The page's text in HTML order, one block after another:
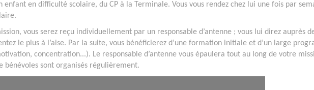
enfant en difficulté scolaire, du CP à la Terminale. Vous vous rendez chez lui une fois par
vous serez reçu individuellement par un responsable d’antenne ; vous lui direz auprès
le plus à l’aise. Par la suite, vous bénéficierez d’une formation initiale et d’un large
concentration...). Le responsable d’antenne vous épaulera tout au long de votre
bénévoles sont organisés régulièrement.